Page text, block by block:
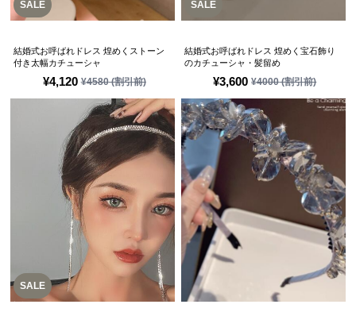
SALE
¥4,120 ¥4580(割引前)
結婚式お呼ばれドレス 煌めくストーン
付き太幅カチューシャ
SALE
¥3,600 ¥4000(割引前)
結婚式お呼ばれドレス 煌めく宝石飾り
のカチューシャ・髪留め
SALE